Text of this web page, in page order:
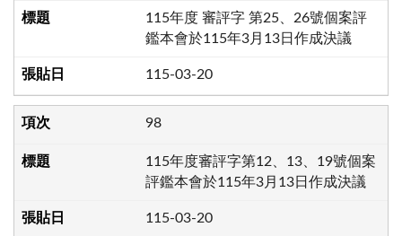
115年度 審評字 第25、26號個案評
鑑本會於115年3月13日作成決議
115-03-20
98
115年度審評字第12、13、19號個案
評鑑本會於115年3月13日作成決議
115-03-20